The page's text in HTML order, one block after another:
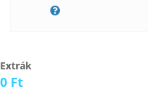
Extrák
0 Ft